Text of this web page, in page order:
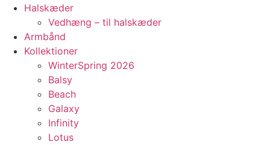
Halskæder
Vedhæng – til halskæder
Armbånd
Kollektioner
WinterSpring 2026
Balsy
Beach
Galaxy
Infinity
Lotus